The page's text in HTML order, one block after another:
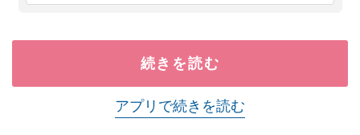
続きを読む
アプリで続きを読む